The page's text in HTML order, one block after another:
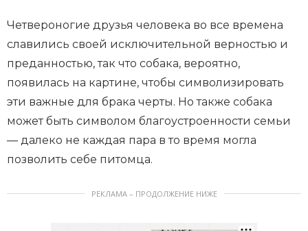
Четвероногие друзья человека во все времена
славились своей исключительной верностью и
преданностью, так что собака, вероятно,
появилась на картине, чтобы символизировать
эти важные для брака черты. Но также собака
может быть символом благоустроенности семьи
— далеко не каждая пара в то время могла
позволить себе питомца.
РЕКЛАМА – ПРОДОЛЖЕНИЕ НИЖЕ